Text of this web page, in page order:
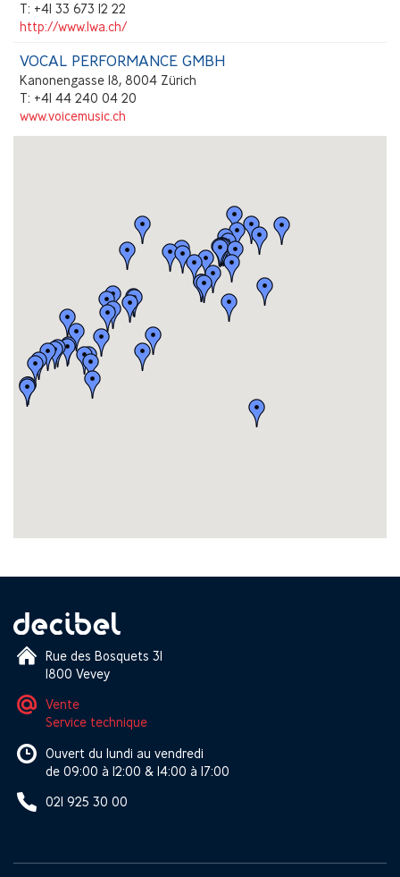
T: +41 33 673 12 22
http://www.lwa.ch/
VOCAL PERFORMANCE GMBH
Kanonengasse 18, 8004 Zürich
T: +41 44 240 04 20
www.voicemusic.ch
Rue des Bosquets 31
1800 Vevey
Vente
Service technique
Ouvert du lundi au vendredi
de 09:00 à 12:00 & 14:00 à 17:00
021 925 30 00